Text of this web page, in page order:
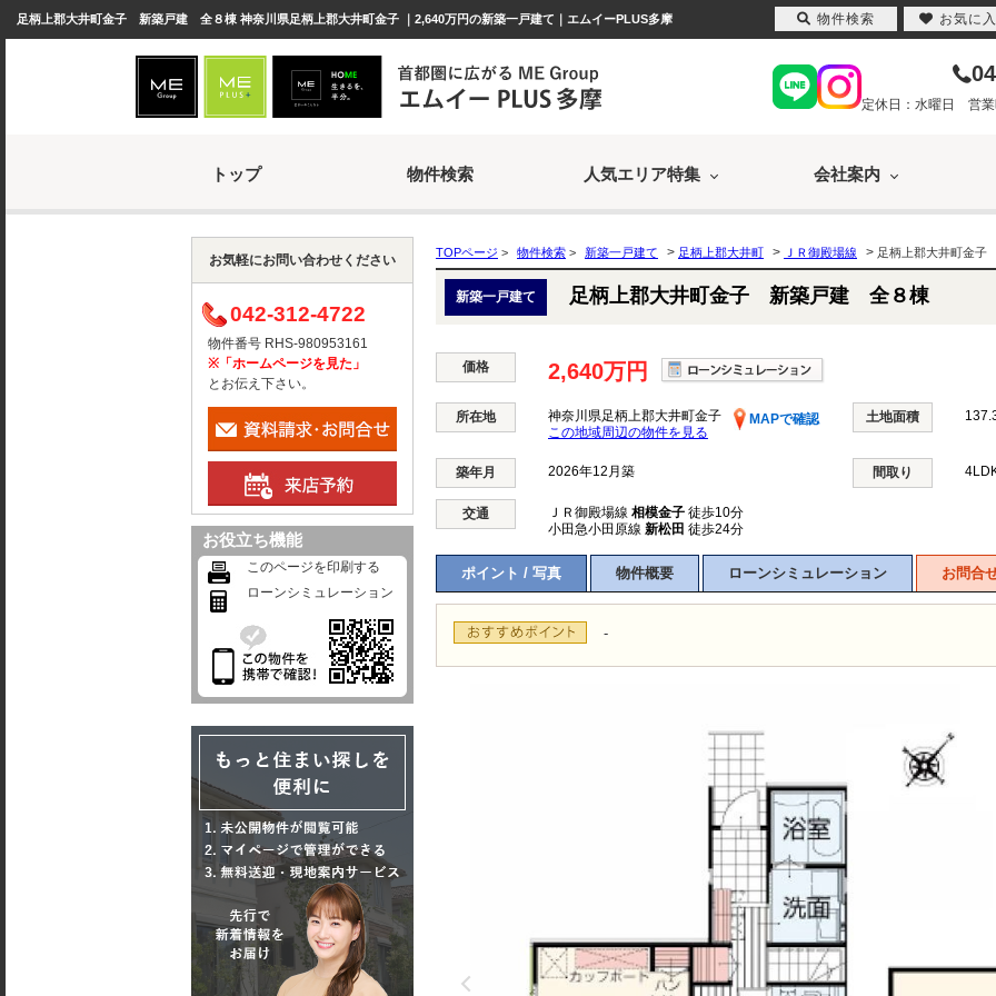
足柄上郡大井町金子 新築戸建 全８棟 神奈川県足柄上郡大井町金子 ｜2,640万円の新築一戸建て｜エムイーPLUS多摩
定休日：水曜日 営
トップ 物件検索 人気エリア特集 会社案内
TOPページ > 物件検索 > 新築一戸建て > 足柄上郡大井町 > ＪＲ御殿場線 > 足柄上郡大井町金
新築一戸建て 足柄上郡大井町金子 新築戸建 全８棟
価格 2,640万円
所在地 神奈川県足柄上郡大井町金子
MAPで確認
この地域周辺の物件を見る
土地面積
築年月 2026年12月築 間取り
交通 ＪＲ御殿場線 相模金子 徒歩10分
小田急小田原線 新松田 徒歩24分
ポイント / 写真 物件概要 ローンシミュレーション お問合
-
お気軽にお問い合わせください
042-312-4722
物件番号 RHS-980953161
※「ホームページを見た」
とお伝え下さい。
お役立ち機能
このページを印刷する
ローンシミュレーション
物件検索 お気に